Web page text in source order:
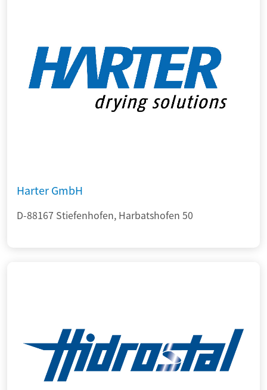
Harter GmbH
D-88167 Stiefenhofen, Harbatshofen 50